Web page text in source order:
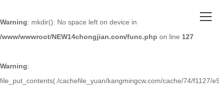
Warning: mkdir(): No space left on device in
/www/wwwroot/NEW14chongjian.com/func.php on line 127
Warning:
file_put_contents(./cachefile_yuan/kangmingcw.com/cache/74/f1127/
关于草莓视频APP官网
主营产品